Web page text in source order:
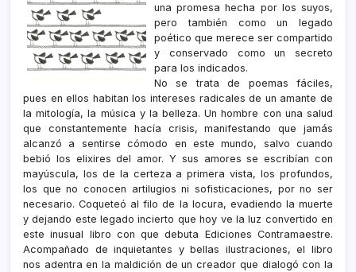
una promesa hecha por los suyos,
pero también como un legado
poético que merece ser compartido
y conservado como un secreto
para los indicados.
No se trata de poemas fáciles,
pues en ellos habitan los intereses radicales de un amante de
la mitología, la música y la belleza. Un hombre con una salud
que constantemente hacía crisis, manifestando que jamás
alcanzó a sentirse cómodo en este mundo, salvo cuando
bebió los elixires del amor. Y sus amores se escribían con
mayúscula, los de la certeza a primera vista, los profundos,
los que no conocen artilugios ni sofisticaciones, por no ser
necesario. Coqueteó al filo de la locura, evadiendo la muerte
y dejando este legado incierto que hoy ve la luz convertido en
este inusual libro con que debuta Ediciones Contramaestre.
Acompañado de inquietantes y bellas ilustraciones, el libro
nos adentra en la maldición de un creador que dialogó con la